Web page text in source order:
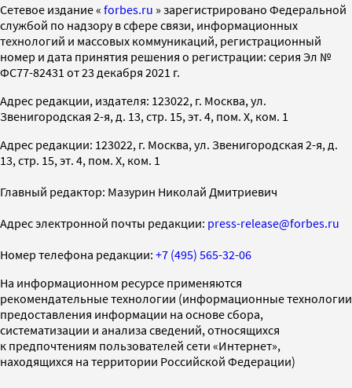
Cетевое издание « forbes.ru » зарегистрировано Федеральной
службой по надзору в сфере связи, информационных
технологий и массовых коммуникаций, регистрационный
номер и дата принятия решения о регистрации: серия Эл №
ФС77-82431 от 23 декабря 2021 г.
Адрес редакции, издателя: 123022, г. Москва, ул.
Звенигородская 2-я, д. 13, стр. 15, эт. 4, пом. X, ком. 1
Адрес редакции: 123022, г. Москва, ул. Звенигородская 2-я, д.
13, стр. 15, эт. 4, пом. X, ком. 1
Главный редактор: Мазурин Николай Дмитриевич
Адрес электронной почты редакции: press-release@forbes.ru
Номер телефона редакции: +7 (495) 565-32-06
На информационном ресурсе применяются
рекомендательные технологии (информационные технологии
предоставления информации на основе сбора,
систематизации и анализа сведений, относящихся
к предпочтениям пользователей сети «Интернет»,
находящихся на территории Российской Федерации)